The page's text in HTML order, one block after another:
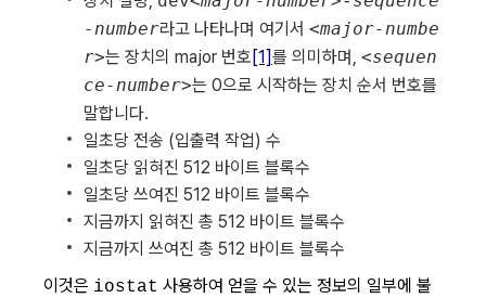
-number라고 나타나며 여기서 <major-numbe
r>는 장치의 major 번호 [1]를 의미하며, <sequen
ce-number>는 0으로 시작하는 장치 순서 번호를
말합니다.
일초당 전송 (입출력 작업) 수
일초당 읽혀진 512 바이트 블록수
일초당 쓰여진 512 바이트 블록수
지금까지 읽혀진 총 512 바이트 블록수
지금까지 쓰여진 총 512 바이트 블록수
이것은 iostat 사용하여 얻을 수 있는 정보의 일부에 불